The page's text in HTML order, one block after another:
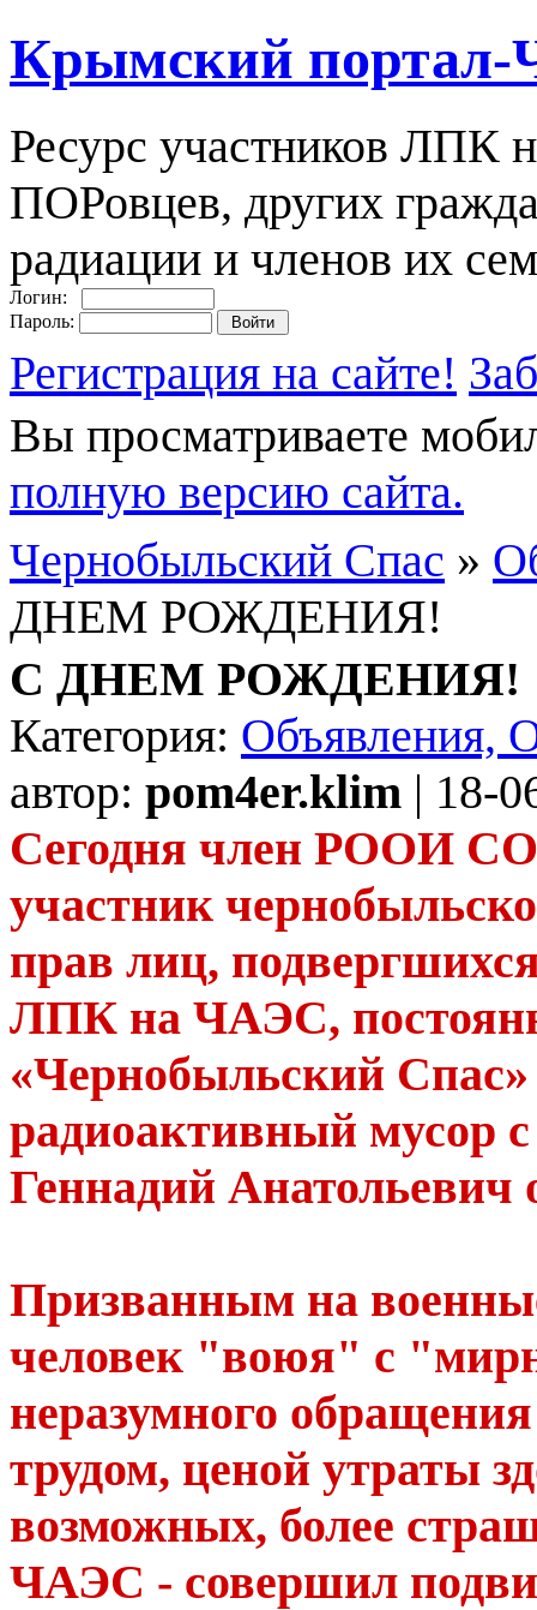
Крымский портал-
Ресурс участников ЛПК
ПОРовцев, других
радиации и членов их
Логин:
Пароль:
Регистрация на сайте!
Вы просматриваете
полную версию сайта.
Чернобыльский Спас »
ДНЕМ РОЖДЕНИЯ!
С ДНЕМ РОЖДЕНИЯ!
Категория: Объявления,
автор: pom4er.klim | 18-
Сегодня член РООИ
участник
прав лиц,
ЛПК на ЧАЭС,
«Чернобыльский
радиоактивный мусор
Геннадий Анатольевич
Призванным на
человек "воюя" с
неразумного
трудом, ценой утраты
возможных, более
ЧАЭС - совершил